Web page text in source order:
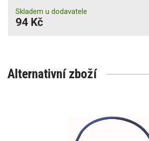
Skladem u dodavatele
94 Kč
Alternativní zboží